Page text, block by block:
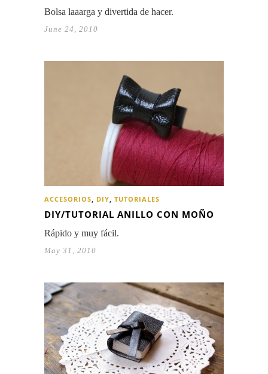
Bolsa laaarga y divertida de hacer.
June 24, 2010
ACCESORIOS, DIY, TUTORIALES
DIY/TUTORIAL ANILLO CON MOÑO
Rápido y muy fácil.
May 31, 2010